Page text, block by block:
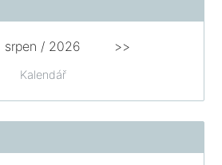
Kalendář
srpen / 2026 >>